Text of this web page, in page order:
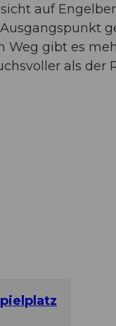
auf
Weg gibt es
als der